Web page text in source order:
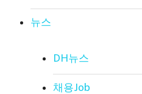
뉴스
DH뉴스
채용Job